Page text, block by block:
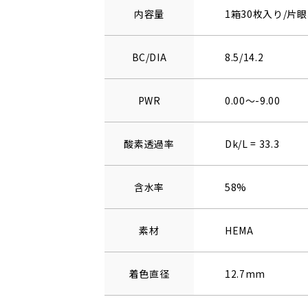
内容量 1箱30枚入り/片
BC/DIA 8.5/14.2
PWR 0.00～-9.00
酸素透過率 Dk/L = 33.3
含水率 58%
素材 HEMA
着色直径 12.7mm